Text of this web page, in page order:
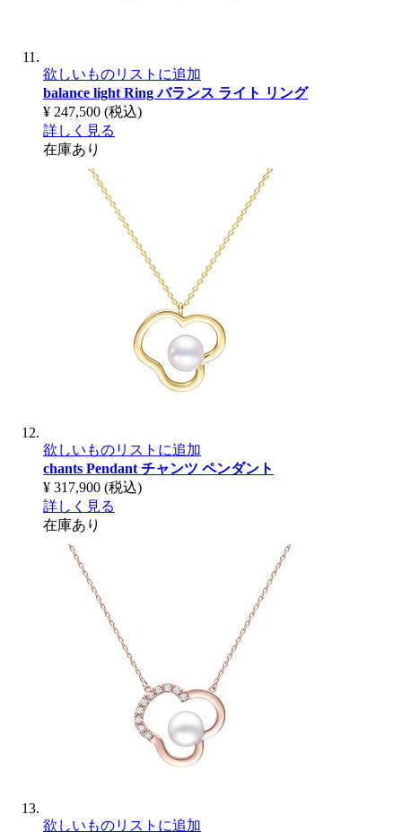
欲しいものリストに追加
balance light Ringバランス ライト リング
¥ 247,500 (税込)
詳しく見る
在庫あり
欲しいものリストに追加
chants Pendant チャンツ ペンダント
¥ 317,900 (税込)
詳しく見る
在庫あり
欲しいものリストに追加